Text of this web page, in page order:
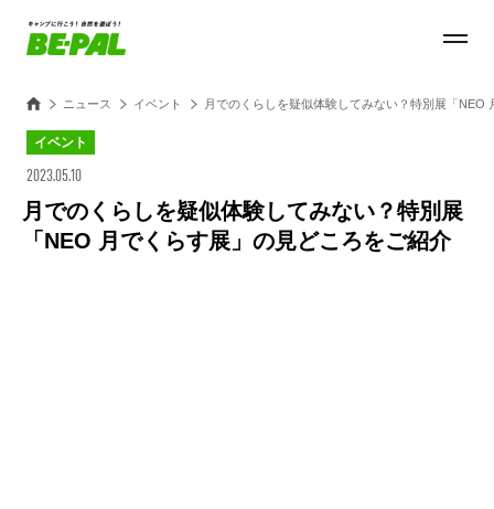
ニュース イベント 月でのくらしを疑似体験してみない？特別展「NEO
イベント
2023.05.10
月でのくらしを疑似体験してみない？特別展
「NEO 月でくらす展」の見どころをご紹介